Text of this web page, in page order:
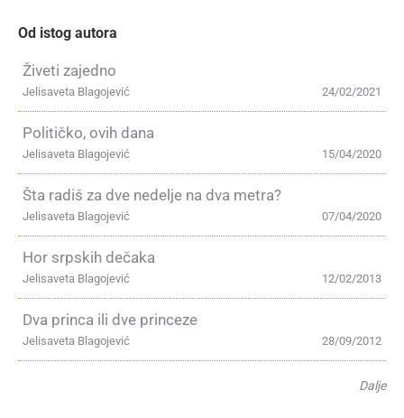
Od istog autora
Živeti zajedno
24/02/2021
Jelisaveta Blagojević
Političko, ovih dana
15/04/2020
Jelisaveta Blagojević
Šta radiš za dve nedelje na dva metra?
07/04/2020
Jelisaveta Blagojević
Hor srpskih dečaka
12/02/2013
Jelisaveta Blagojević
Dva princa ili dve princeze
28/09/2012
Jelisaveta Blagojević
Dalje